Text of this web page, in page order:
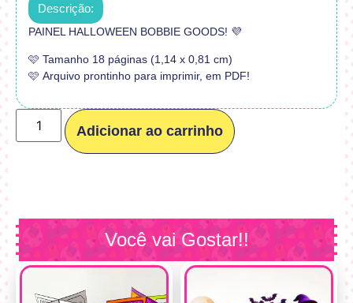
Descrição:
PAINEL HALLOWEEN BOBBIE GOODS! 💜
🩷 Tamanho 18 páginas (1,14 x 0,81 cm)
🩷 Arquivo prontinho para imprimir, em PDF!
Adicionar ao carrinho
Você vai Gostar!!